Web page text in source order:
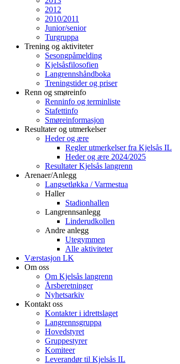
2012
2010/2011
Junior/senior
Turgruppa
Trening og aktiviteter
Sesongpåmelding
Kjelsåsfilosofien
Langrennshåndboka
Treningstider og priser
Renn og smøreinfo
Renninfo og terminliste
Stafettinfo
Smøreinformasjon
Resultater og utmerkelser
Heder og ære
Regler utmerkelser fra Kjelsås IL
Heder og ære 2024/2025
Resultater Kjelsås langrenn
Arenaer/Anlegg
Langsetløkka / Varmestua
Haller
Stadionhallen
Langrennsanlegg
Linderudkollen
Andre anlegg
Utegymmen
Alle aktiviteter
Værstasjon LK
Om oss
Om Kjelsås langrenn
Årsberetninger
Nyhetsarkiv
Kontakt oss
Kontakter i idrettslaget
Langrennsgruppa
Hovedstyret
Gruppestyrer
Komiteer
Leverandør til Kjelsås IL